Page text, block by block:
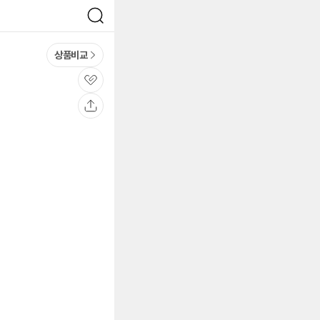
검
색
상품비교
관
심